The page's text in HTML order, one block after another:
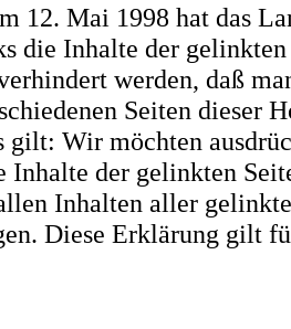
12. Mai 1998 hat das
die Inhalte der
werden, daß
Seiten dieser
gilt: Wir möchten
Inhalte der gelinkten
Inhalten aller
Diese Erklärung gilt